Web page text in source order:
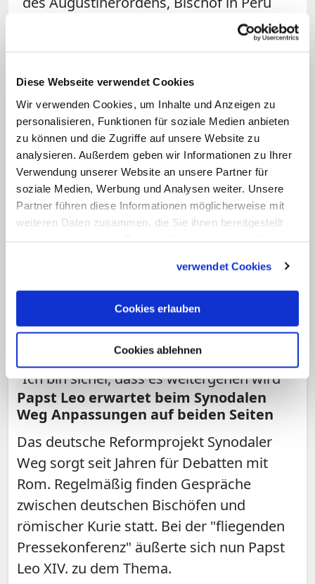
Diese Webseite verwendet Cookies
Wir verwenden Cookies, um Inhalte und Anzeigen zu
personalisieren, Funktionen für soziale Medien anbieten
zu können und die Zugriffe auf unsere Website zu
analysieren. Außerdem geben wir Informationen zu Ihrer
Verwendung unserer Website an unsere Partner für
soziale Medien, Werbung und Analysen weiter. Unsere
Partner führen diese Informationen möglicherweise mit
weiteren Daten zusammen, die Sie ihnen bereitgestellt
verwendet Cookies
Cookies erlauben
Cookies ablehnen
während Jahren des Terrors, oder
berufen zu werden an Orte, wohin ich
niemals dachte, berufen zu werden, habe
ich auf Gott vertraut." Insofern sei seine
Spiritualität ganz schlicht. (KNA)
"Ich bin sicher, dass es weitergehen wird"
Papst Leo erwartet beim Synodalen
Weg Anpassungen auf beiden Seiten
Das deutsche Reformprojekt Synodaler
Weg sorgt seit Jahren für Debatten mit
Rom. Regelmäßig finden Gespräche
zwischen deutschen Bischöfen und
römischer Kurie statt. Bei der "fliegenden
Pressekonferenz" äußerte sich nun Papst
Leo XIV. zu dem Thema.